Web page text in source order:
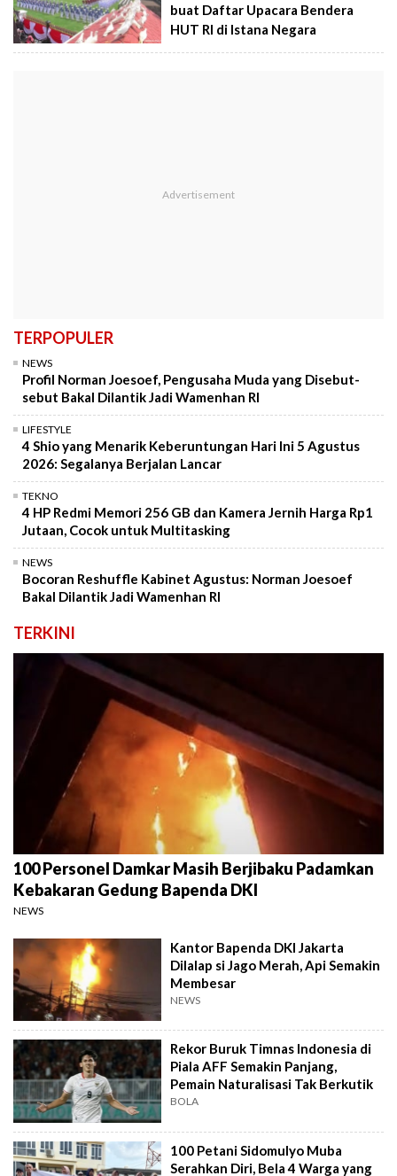
buat Daftar Upacara Bendera
HUT RI di Istana Negara
TERPOPULER
NEWS
Profil Norman Joesoef, Pengusaha Muda yang Disebut-
sebut Bakal Dilantik Jadi Wamenhan RI
LIFESTYLE
4 Shio yang Menarik Keberuntungan Hari Ini 5 Agustus
2026: Segalanya Berjalan Lancar
TEKNO
4 HP Redmi Memori 256 GB dan Kamera Jernih Harga Rp1
Jutaan, Cocok untuk Multitasking
NEWS
Bocoran Reshuffle Kabinet Agustus: Norman Joesoef
Bakal Dilantik Jadi Wamenhan RI
TERKINI
100 Personel Damkar Masih Berjibaku Padamkan
Kebakaran Gedung Bapenda DKI
NEWS
Kantor Bapenda DKI Jakarta
Dilalap si Jago Merah, Api Semakin
Membesar
NEWS
Rekor Buruk Timnas Indonesia di
Piala AFF Semakin Panjang,
Pemain Naturalisasi Tak Berkutik
BOLA
100 Petani Sidomulyo Muba
Serahkan Diri, Bela 4 Warga yang